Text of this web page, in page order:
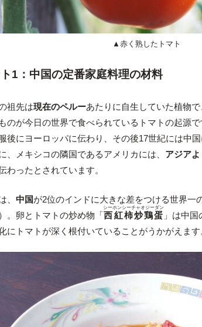
▲赤く熟したトマト
1：中国の定番家庭料理の材料
祖先は現在のペルーあたりに自生していた植物で
のが今日の世界で食べられているトマトの起源
後にヨーロッパに伝わり、その後17世紀には中
、メキシコの隣国であるアメリカには、 アジア
わったとされています。
、中国が2位のインドに大きな差をつける世界一
。卵とトマトの炒め物「西紅柿炒鶏蛋
シーホンシーチャオジーダン
」は中
にトマトが深く根付いていることがうかがえます